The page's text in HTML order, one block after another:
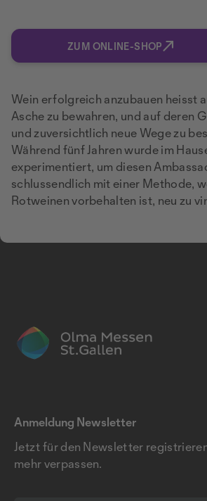
ZUM ONLINE-SHOP
Wein erfolgreich anzubauen heisst
Asche zu bewahren, und auf deren
und zuversichtlich neue Wege zu
Während fünf Jahren wurde im
experimentiert, um diesen
schlussendlich mit einer Methode,
Rotweinen vorbehalten ist, neu zu
Anmeldung Newsletter
Jetzt für den Newsletter
mehr verpassen.